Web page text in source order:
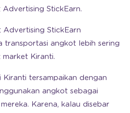
StickEarn.
Advertising StickEarn
transportasi angkot lebih sering
Kiranti.
Kiranti tersampaikan dengan
angkot sebagai
mereka. Karena, kalau disebar